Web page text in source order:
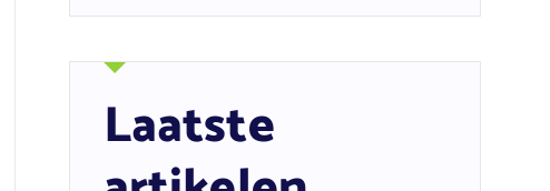
Laatste